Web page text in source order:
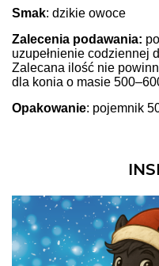
Smak: dzikie owoce
Zalecenia podawania:
uzupełnienie codziennej
Zalecana ilość nie
dla konia o masie
Opakowanie: pojemnik